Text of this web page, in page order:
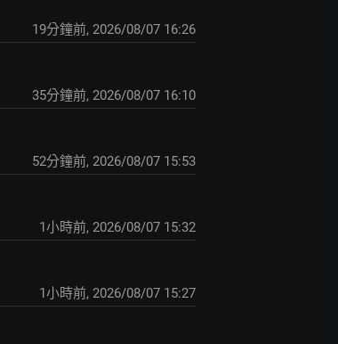
20分鐘前, 2026/08/07 16:26
35分鐘前, 2026/08/07 16:10
52分鐘前, 2026/08/07 15:53
1小時前, 2026/08/07 15:32
1小時前, 2026/08/07 15:27